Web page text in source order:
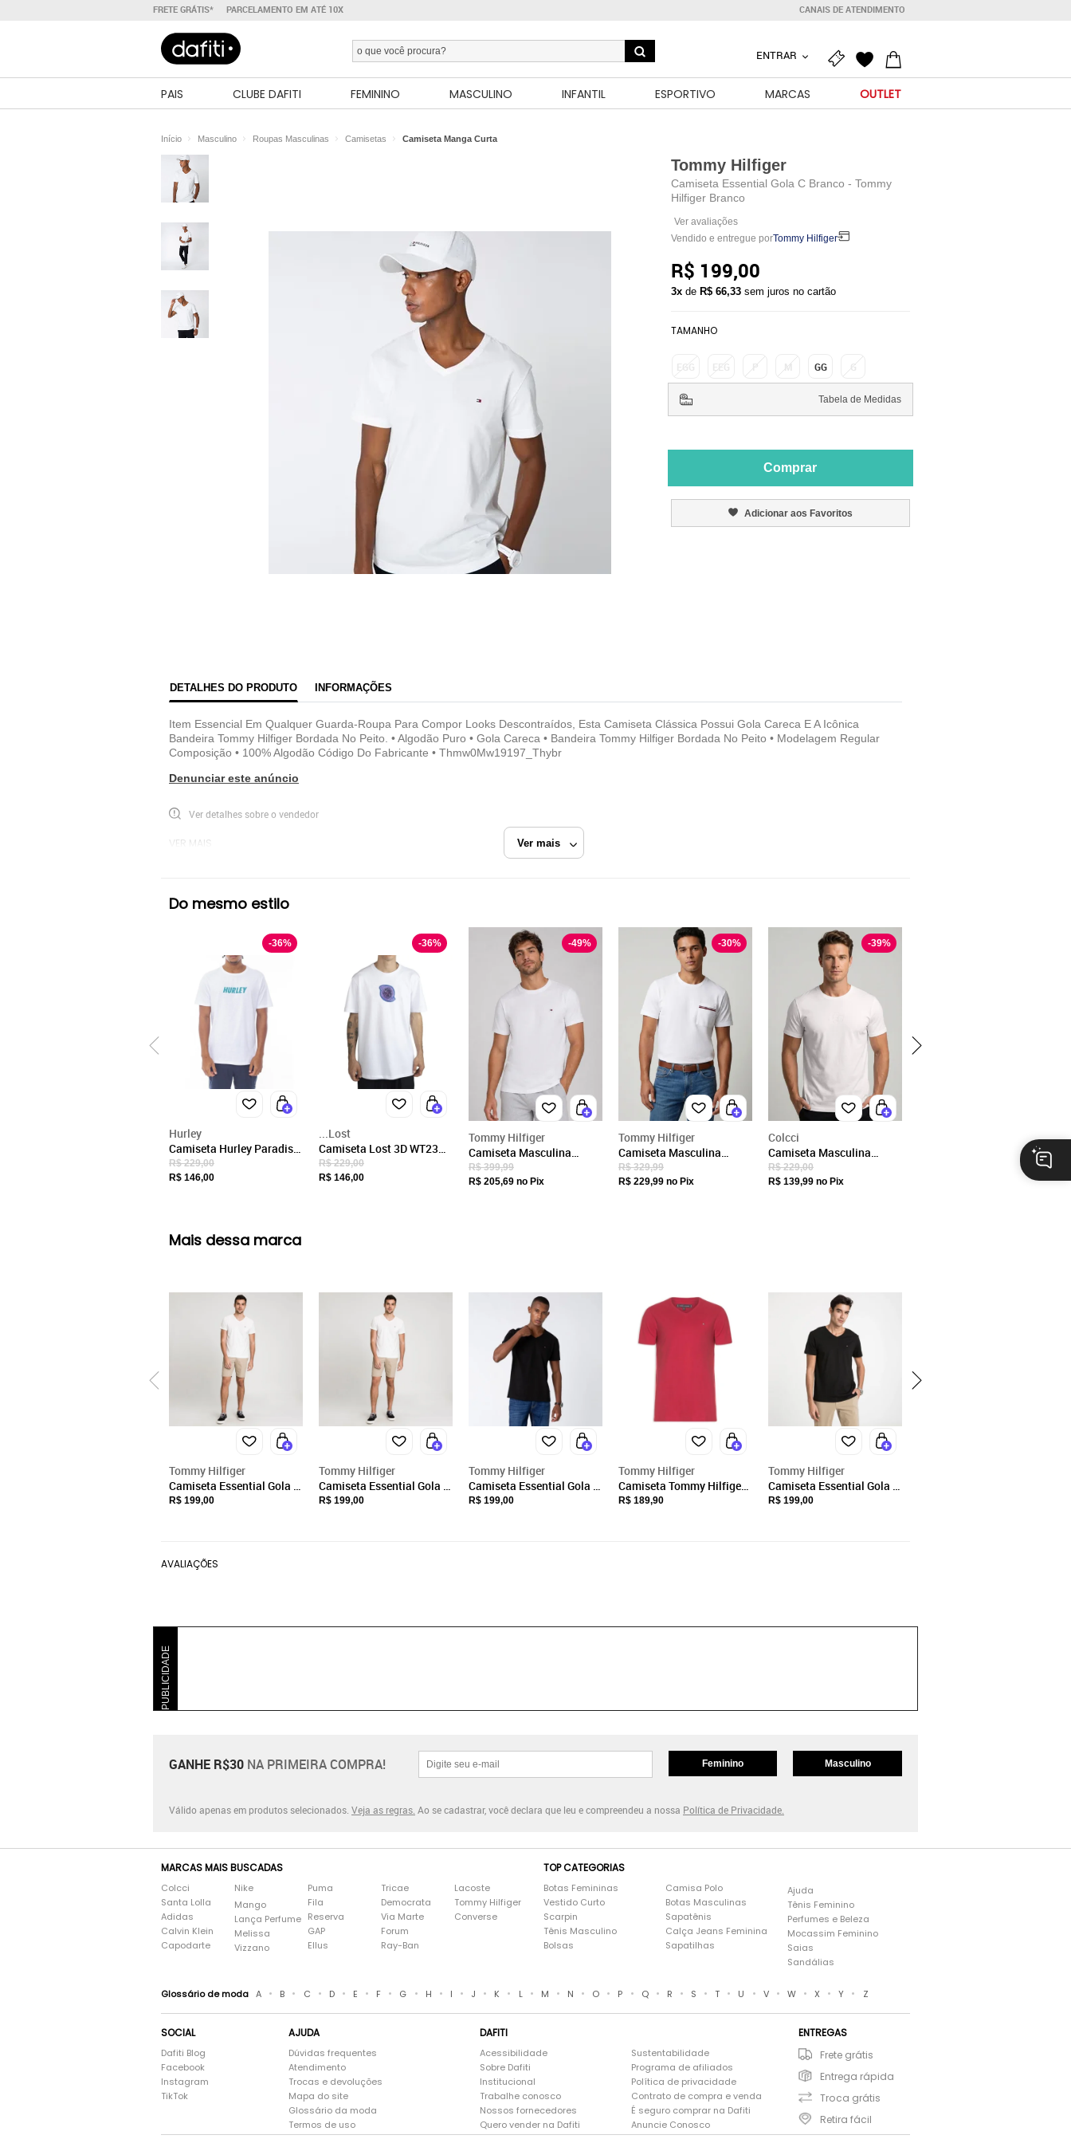
FRETE GRÁTIS* PARCELAMENTO EM ATÉ 10X CANAIS DE ATENDIMENTO
ENTRAR
PAIS CLUBE DAFITI FEMININO MASCULINO INFANTIL ESPORTIVO MARCAS OUTLET
Início Masculino Roupas Masculinas Camisetas Camiseta Manga Curta
Fechar
Tommy Hilfiger
Camiseta Essential Gola C Branco - Tommy
Hilfiger Branco
Ver avaliações
Vendido e entregue porTommy Hilfiger
Tommy Hilfiger
Razão Social
TOMMY HILFIGER DO BRASIL
CNPJ
15.505.664/0022-04
Endereço
AV MARIA COELHO AGUIAR, 215
São Paulo, SP/
CEP: 05804-900
R$ 199,00
3xde R$ 66,33 sem juros no cartão
TAMANHO
GG
Tabela de Medidas
Comprar
Adicionar aos Favoritos
DETALHES DO PRODUTO INFORMAÇÕES
Ver mais
Item Essencial Em Qualquer Guarda-Roupa Para Compor Looks Descontraídos, Esta Camiseta Clássica Possui Gola Careca E A Icônica
Bandeira Tommy Hilfiger Bordada No Peito. • Algodão Puro • Gola Careca • Bandeira Tommy Hilfiger Bordada No Peito • Modelagem Regular
Composição • 100% Algodão Código Do Fabricante • Thmw0Mw19197_Thybr
Denunciar este anúncio
Ver detalhes sobre o vendedor
VER MAIS
Do mesmo estilo
-36%
Hurley
Camiseta Hurley Paradise
WT24 Masculina Branco
R$ 229,00
R$ 146,00
-36%
...Lost
Camiseta Lost 3D WT23
Masculina Branco
R$ 229,00
R$ 146,00
-49%
Tommy Hilfiger
Camiseta Masculina
Tommy Hilfiger Gola
Redonda Branca
R$ 399,99
R$ 205,69 no Pix
-30%
Tommy Hilfiger
Camiseta Masculina
Tommy Hilfiger Bolso
Branca
R$ 329,99
R$ 229,99 no Pix
-39%
Colcci
Camiseta Masculina
Colcci Logo Branco
R$ 229,00
R$ 139,99 no Pix
Mais dessa marca
Tommy Hilfiger
Camiseta Essential Gola V
Branco - Tommy Hilfiger
R$ 199,00
Tommy Hilfiger
Camiseta Essential Gola V
Branco Tommy Hilfiger -
R$ 199,00
Tommy Hilfiger
Camiseta Essential Gola V
Preto Tommy Hilfiger -
R$ 199,00
Tommy Hilfiger
Camiseta Tommy Hilfiger
Essential Gola Vneck
R$ 189,90
Tommy Hilfiger
Camiseta Essential Gola V
Preto - Tommy Hilfiger
R$ 199,00
AVALIAÇÕES
PUBLICIDADE
GANHE R$30 NA PRIMEIRA COMPRA! Feminino Masculino
Válido apenas em produtos selecionados. Veja as regras. Ao se cadastrar, você declara que leu e compreendeu a nossa Política de Privacidade.
MARCAS MAIS BUSCADAS
Colcci
Santa Lolla
Adidas
Calvin Klein
Capodarte
Nike
Mango
Lança Perfume
Melissa
Vizzano
Puma
Fila
Reserva
GAP
Ellus
Tricae
Democrata
Via Marte
Forum
Ray-Ban
Lacoste
Tommy Hilfiger
Converse
TOP CATEGORIAS
Botas Femininas
Vestido Curto
Scarpin
Tênis Masculino
Bolsas
Camisa Polo
Botas Masculinas
Sapatênis
Calça Jeans Feminina
Sapatilhas
Ajuda
Tênis Feminino
Perfumes e Beleza
Mocassim Feminino
Saias
Sandálias
Glossário de moda A • B • C • D • E • F • G • H • I • J • K • L • M • N • O • P • Q • R • S • T • U • V • W • X • Y • Z
SOCIAL
Dafiti Blog
Facebook
Instagram
TikTok
AJUDA
Dúvidas frequentes
Atendimento
Trocas e devoluções
Mapa do site
Glossário da moda
Termos de uso
DAFITI
Acessibilidade
Sobre Dafiti
Institucional
Trabalhe conosco
Nossos fornecedores
Quero vender na Dafiti
Sustentabilidade
Programa de afiliados
Política de privacidade
Contrato de compra e venda
É seguro comprar na Dafiti
Anuncie Conosco
ENTREGAS
Frete grátis
Entrega rápida
Troca grátis
Retira fácil